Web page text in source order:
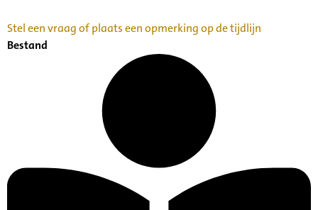
Stel een vraag of plaats een opmerking op de tijdlijn
Bestand